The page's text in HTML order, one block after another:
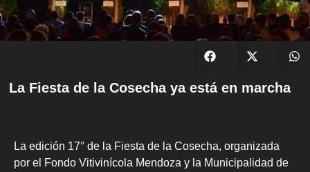
La Fiesta de la Cosecha ya está en marcha
La edición 17° de la Fiesta de la Cosecha, organizada
por el Fondo Vitivinícola Mendoza y la Municipalidad de